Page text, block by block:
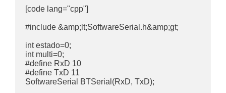
[code lang="cpp"]
#include &amp;lt;SoftwareSerial.h&amp;gt;
int estado=0;
int multi=0;
#define RxD 10
#define TxD 11
SoftwareSerial BTSerial(RxD, TxD);